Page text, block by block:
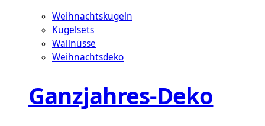
Weihnachtskugeln
Kugelsets
Wallnüsse
Weihnachtsdeko
Ganzjahres-Deko